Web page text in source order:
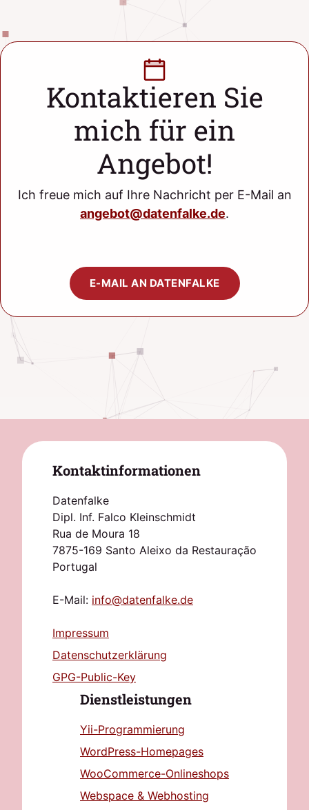
Kontaktieren Sie
mich für ein
Angebot!
Ich freue mich auf Ihre Nachricht per E-Mail an
angebot@datenfalke.de.
E-MAIL AN DATENFALKE
Kontaktinformationen
Datenfalke
Dipl. Inf. Falco Kleinschmidt
Rua de Moura 18
7875-169 Santo Aleixo da Restauração
Portugal
E-Mail: info@datenfalke.de
Impressum
Datenschutzerklärung
GPG-Public-Key
Dienstleistungen
Yii-Programmierung
WordPress-Homepages
WooCommerce-Onlineshops
Webspace & Webhosting